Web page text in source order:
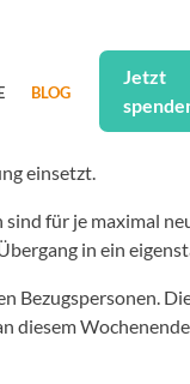
BLOG
Jetzt
einsetzt.
für je maximal
in ein
Bezugspersonen.
diesem